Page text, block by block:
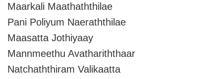
Maarkali Maathaththilae
Pani Poliyum Naeraththilae
Maasatta Jothiyaay
Mannmeethu Avathariththaar
Natchaththiram Valikaatta